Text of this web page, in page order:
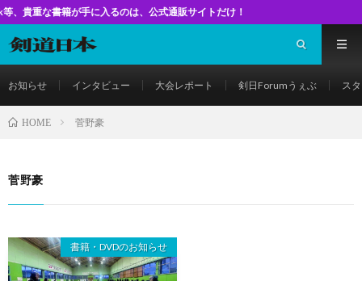
が手に入るのは、公式通販サイトだけ！
お知らせ インタビュー 大会レポート 剣日Forumうぇぶ ス
HOME 菅野豪
菅野豪
書籍・DVDのお知らせ